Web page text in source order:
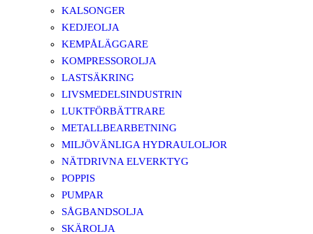
KALSONGER
KEDJEOLJA
KEMPÅLÄGGARE
KOMPRESSOROLJA
LASTSÄKRING
LIVSMEDELSINDUSTRIN
LUKTFÖRBÄTTRARE
METALLBEARBETNING
MILJÖVÄNLIGA HYDRAULOLJOR
NÄTDRIVNA ELVERKTYG
POPPIS
PUMPAR
SÅGBANDSOLJA
SKÄROLJA